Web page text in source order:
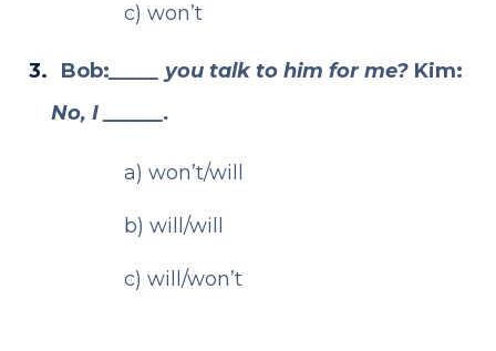
c) won’t
Bob: _____ you talk to him for me? Kim:
No, I ______.
a) won’t/will
b) will/will
c) will/won’t